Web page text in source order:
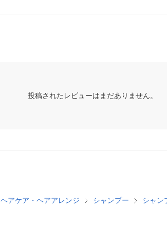
投稿されたレビューはまだありません。
ヘアケア・ヘアアレンジ シャンプー シャン